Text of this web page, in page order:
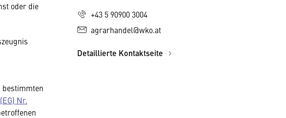
oder die
bestimmten
Nr.
+43 5 90900 3004
agrarhandel@wko.at
Detaillierte Kontaktseite